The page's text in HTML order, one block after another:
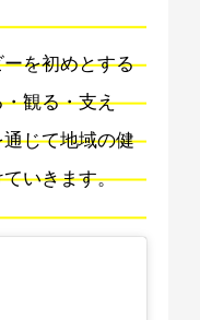
を初めとする
観る・支え
じて地域の健
いきます。